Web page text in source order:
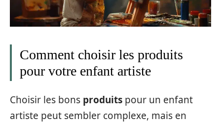
Comment choisir les produits
pour votre enfant artiste
Choisir les bons produits pour un enfant
artiste peut sembler complexe, mais en